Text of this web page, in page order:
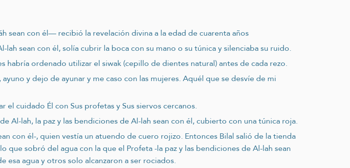
sean con él— recibió la revelación divina a la edad de cuarenta años
sean con él, solía cubrir la boca con su mano o su túnica y silenciaba su ruido.
ordenado utilizar el siwak (cepillo de dientes natural) antes de cada rezo.
y dejo de ayunar y me caso con las mujeres. Aquél que se desvíe de mi
cuidado Él con Sus profetas y Sus siervos cercanos.
Al-lah, la paz y las bendiciones de Al-lah sean con él, cubierto con una túnica roja.
con él-, quien vestía un atuendo de cuero rojizo. Entonces Bilal salió de la tienda
que sobró del agua con la que el Profeta -la paz y las bendiciones de Al-lah sean
agua y otros solo alcanzaron a ser rociados.